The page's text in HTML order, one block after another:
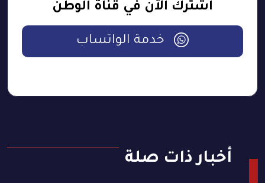
اشترك الآن في قناة الوطن
خدمة الواتساب
أخبار ذات صلة